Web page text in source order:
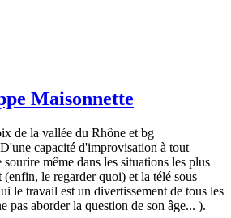
Maisonnette
de la vallée du Rhône et bg
capacité d'improvisation à tout
même dans les situations les plus
le regarder quoi) et la télé sous
le travail est un divertissement de tous les
pas aborder la question de son âge... ).